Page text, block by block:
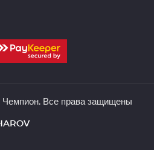
Все права защищены